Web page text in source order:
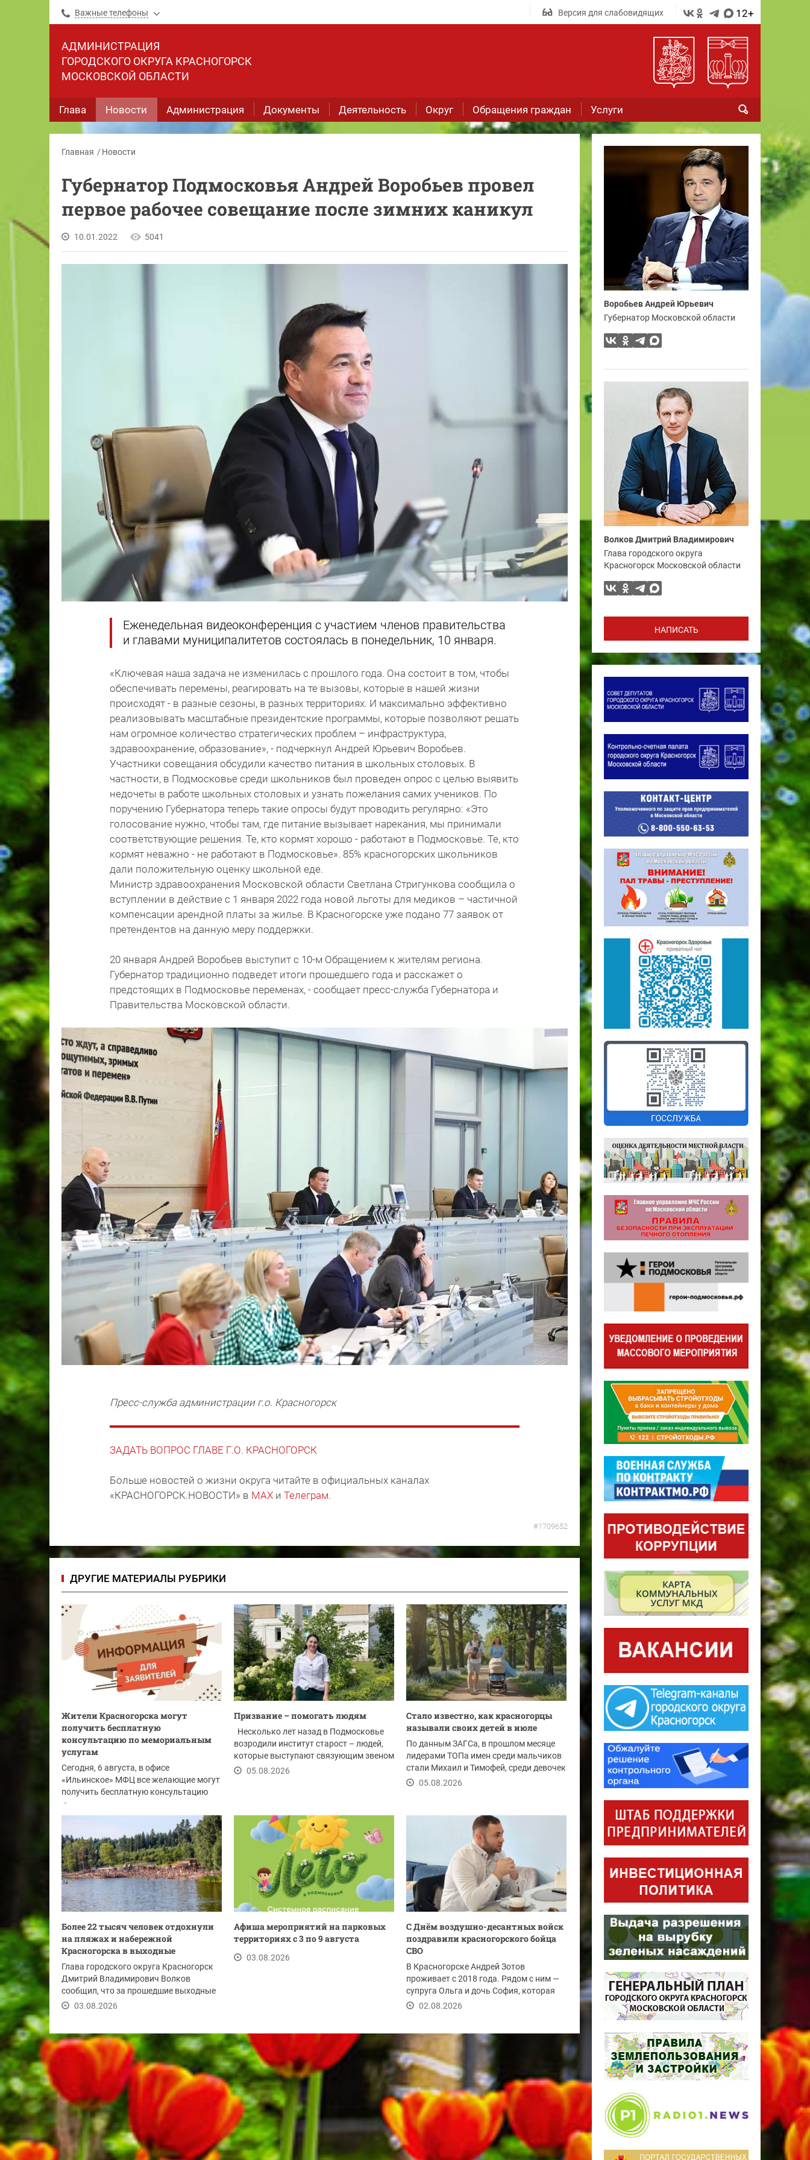
Важные телефоны Версия для слабовидящих 12+
АДМИНИСТРАЦИЯ
ГОРОДСКОГО ОКРУГА КРАСНОГОРСК
МОСКОВСКОЙ ОБЛАСТИ
Глава Новости Администрация Документы Деятельность Округ Обращения граждан Услуги
Главная Новости
Губернатор Подмосковья Андрей Воробьев провел
первое рабочее совещание после зимних каникул
10.01.2022 5041
Еженедельная видеоконференция с участием членов правительства
и главами муниципалитетов состоялась в понедельник, 10 января.
«Ключевая наша задача не изменилась с прошлого года. Она состоит в том, чтобы
обеспечивать перемены, реагировать на те вызовы, которые в нашей жизни
происходят - в разные сезоны, в разных территориях. И максимально эффективно
реализовывать масштабные президентские программы, которые позволяют решать
нам огромное количество стратегических проблем – инфраструктура,
здравоохранение, образование», - подчеркнул Андрей Юрьевич Воробьев.
Участники совещания обсудили качество питания в школьных столовых. В
частности, в Подмосковье среди школьников был проведен опрос с целью выявить
недочеты в работе школьных столовых и узнать пожелания самих учеников. По
поручению Губернатора теперь такие опросы будут проводить регулярно: «Это
голосование нужно, чтобы там, где питание вызывает нарекания, мы принимали
соответствующие решения. Те, кто кормят хорошо - работают в Подмосковье. Те, кто
кормят неважно - не работают в Подмосковье». 85% красногорских школьников
дали положительную оценку школьной еде.
Министр здравоохранения Московской области Светлана Стригункова сообщила о
вступлении в действие с 1 января 2022 года новой льготы для медиков – частичной
компенсации арендной платы за жилье. В Красногорске уже подано 77 заявок от
претендентов на данную меру поддержки.
20 января Андрей Воробьев выступит с 10-м Обращением к жителям региона.
Губернатор традиционно подведет итоги прошедшего года и расскажет о
предстоящих в Подмосковье переменах, - сообщает пресс-служба Губернатора и
Правительства Московской области.
Пресс-служба администрации г.о. Красногорск
ЗАДАТЬ ВОПРОС ГЛАВЕ Г.О. КРАСНОГОРСК
Больше новостей о жизни округа читайте в официальных каналах
«КРАСНОГОРСК.НОВОСТИ» в MAX и Телеграм.
#1709652
ДРУГИЕ МАТЕРИАЛЫ РУБРИКИ
Жители Красногорска могут
получить бесплатную
консультацию по мемориальным
услугам
Сегодня, 6 августа, в офисе
«Ильинское» МФЦ все желающие могут
получить бесплатную консультацию
специалистов ГБУ МО...
Призвание – помогать людям
Несколько лет назад в Подмосковье
возродили институт старост – людей,
которые выступают связующим звеном
между...
05.08.2026
Стало известно, как красногорцы
называли своих детей в июле
По данным ЗАГСа, в прошлом месяце
лидерами ТОПа имен среди мальчиков
стали Михаил и Тимофей, среди девочек
-... 05.08.2026
Более 22 тысяч человек отдохнули
на пляжах и набережной
Красногорска в выходные
Глава городского округа Красногорск
Дмитрий Владимирович Волков
сообщил, что за прошедшие выходные
набережную реки...
03.08.2026
Афиша мероприятий на парковых
территориях с 3 по 9 августа
03.08.2026
С Днём воздушно-десантных войск
поздравили красногорского бойца
СВО
В Красногорске Андрей Зотов
проживает с 2018 года. Рядом с ним —
супруга Ольга и дочь София, которая
радует родителей...
02.08.2026
Воробьев Андрей Юрьевич
Губернатор Московской области
Волков Дмитрий Владимирович
Глава городского округа
Красногорск Московской области
НАПИСАТЬ